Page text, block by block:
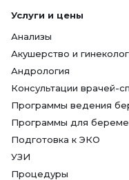
Услуги и цены
Анализы
Акушерство и
Андрология
Консультации врачей-
Программы ведения
Программы для
Подготовка к ЭКО
УЗИ
Процедуры